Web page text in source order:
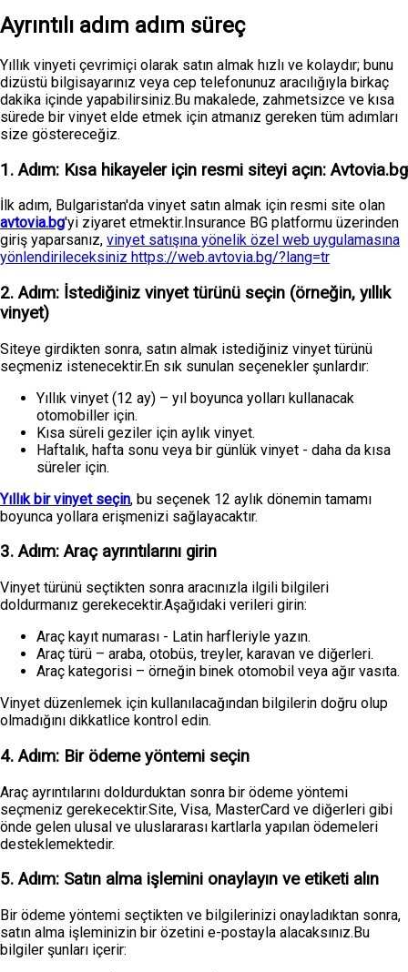
Ayrıntılı adım adım süreç
Yıllık vinyeti çevrimiçi olarak satın almak hızlı ve kolaydır; bunu
dizüstü bilgisayarınız veya cep telefonunuz aracılığıyla birkaç
dakika içinde yapabilirsiniz.Bu makalede, zahmetsizce ve kısa
sürede bir vinyet elde etmek için atmanız gereken tüm adımları
size göstereceğiz.
1. Adım: Kısa hikayeler için resmi siteyi açın: Avtovia.bg
İlk adım, Bulgaristan'da vinyet satın almak için resmi site olan
avtovia.bg'yi ziyaret etmektir.Insurance BG platformu üzerinden
giriş yaparsanız, vinyet satışına yönelik özel web uygulamasına
yönlendirileceksiniz https://web.avtovia.bg/?lang=tr
2. Adım: İstediğiniz vinyet türünü seçin (örneğin, yıllık
vinyet)
Siteye girdikten sonra, satın almak istediğiniz vinyet türünü
seçmeniz istenecektir.En sık sunulan seçenekler şunlardır:
Yıllık vinyet (12 ay) – yıl boyunca yolları kullanacak
otomobiller için.
Kısa süreli geziler için aylık vinyet.
Haftalık, hafta sonu veya bir günlük vinyet - daha da kısa
süreler için.
Yıllık bir vinyet seçin, bu seçenek 12 aylık dönemin tamamı
boyunca yollara erişmenizi sağlayacaktır.
3. Adım: Araç ayrıntılarını girin
Vinyet türünü seçtikten sonra aracınızla ilgili bilgileri
doldurmanız gerekecektir.Aşağıdaki verileri girin:
Araç kayıt numarası - Latin harfleriyle yazın.
Araç türü – araba, otobüs, treyler, karavan ve diğerleri.
Araç kategorisi – örneğin binek otomobil veya ağır vasıta.
Vinyet düzenlemek için kullanılacağından bilgilerin doğru olup
olmadığını dikkatlice kontrol edin.
4. Adım: Bir ödeme yöntemi seçin
Araç ayrıntılarını doldurduktan sonra bir ödeme yöntemi
seçmeniz gerekecektir.Site, Visa, MasterCard ve diğerleri gibi
önde gelen ulusal ve uluslararası kartlarla yapılan ödemeleri
desteklemektedir.
5. Adım: Satın alma işlemini onaylayın ve etiketi alın
Bir ödeme yöntemi seçtikten ve bilgilerinizi onayladıktan sonra,
satın alma işleminizin bir özetini e-postayla alacaksınız.Bu
bilgiler şunları içerir: